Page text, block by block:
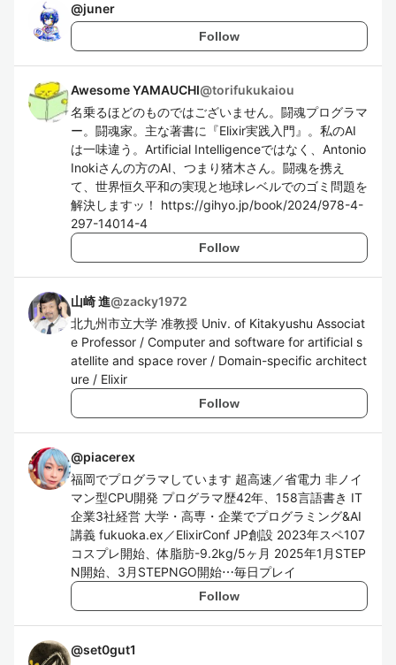
@juner
Follow
Awesome YAMAUCHI@torifukukaiou
名乗るほどのものではございません。闘魂プログラマ
ー。闘魂家。主な著書に『Elixir実践入門』。私のAI
は一味違う。Artificial Intelligenceではなく、Antonio
Inokiさんの方のAI、つまり猪木さん。闘魂を携え
て、世界恒久平和の実現と地球レベルでのゴミ問題を
解決しますッ！ https://gihyo.jp/book/2024/978-4-
297-14014-4
Follow
山崎 進@zacky1972
北九州市立大学 准教授 Univ. of Kitakyushu Associat
e Professor / Computer and software for artificial s
atellite and space rover / Domain-specific architect
ure / Elixir
Follow
@piacerex
福岡でプログラマしています 超高速／省電力 非ノイ
マン型CPU開発 プログラマ歴42年、158言語書き IT
企業3社経営 大学・高専・企業でプログラミング&AI
講義 fukuoka.ex／ElixirConf JP創設 2023年スペ107
コスプレ開始、体脂肪-9.2kg/5ヶ月 2025年1月STEP
N開始、3月STEPNGO開始⋯毎日プレイ
Follow
@set0gut1